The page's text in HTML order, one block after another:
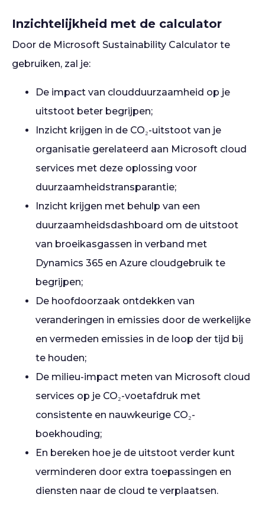
Inzichtelijkheid met de calculator
Door de Microsoft Sustainability Calculator te
gebruiken, zal je:
De impact van cloudduurzaamheid op je
uitstoot beter begrijpen;
Inzicht krijgen in de CO₂-uitstoot van je
organisatie gerelateerd aan Microsoft cloud
services met deze oplossing voor
duurzaamheidstransparantie;
Inzicht krijgen met behulp van een
duurzaamheidsdashboard om de uitstoot
van broeikasgassen in verband met
Dynamics 365 en Azure cloudgebruik te
begrijpen;
De hoofdoorzaak ontdekken van
veranderingen in emissies door de werkelijke
en vermeden emissies in de loop der tijd bij
te houden;
De milieu-impact meten van Microsoft cloud
services op je CO₂-voetafdruk met
consistente en nauwkeurige CO₂-
boekhouding;
En bereken hoe je de uitstoot verder kunt
verminderen door extra toepassingen en
diensten naar de cloud te verplaatsen.